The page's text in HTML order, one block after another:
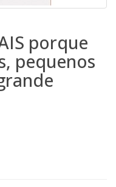
porque
pequenos